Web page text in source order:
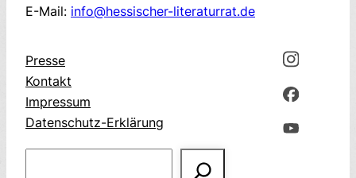
E-Mail: info@hessischer-literaturrat.de
Presse
Kontakt
Impressum
Datenschutz-Erklärung